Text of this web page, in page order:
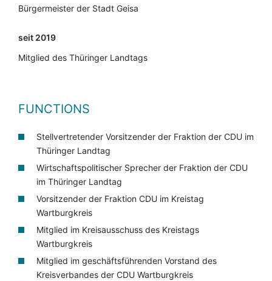
Bürgermeister der Stadt Geisa
seit 2019
Mitglied des Thüringer Landtags
FUNCTIONS
Stellvertretender Vorsitzender der Fraktion der CDU im
Thüringer Landtag
Wirtschaftspolitischer Sprecher der Fraktion der CDU
im Thüringer Landtag
Vorsitzender der Fraktion CDU im Kreistag
Wartburgkreis
Mitglied im Kreisausschuss des Kreistags
Wartburgkreis
Mitglied im geschäftsführenden Vorstand des
Kreisverbandes der CDU Wartburgkreis